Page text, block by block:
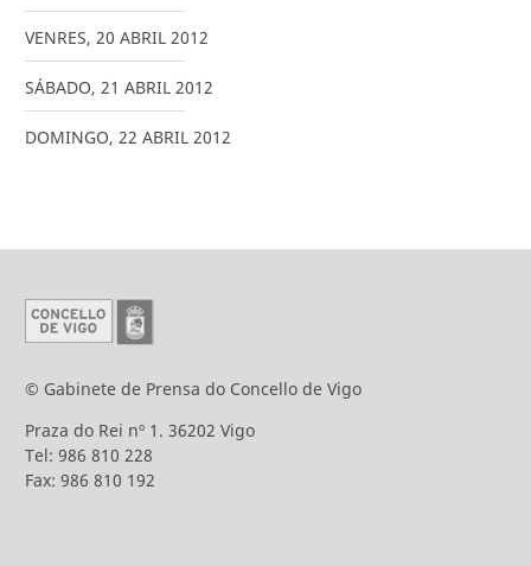
VENRES, 20 ABRIL 2012
SÁBADO, 21 ABRIL 2012
DOMINGO, 22 ABRIL 2012
© Gabinete de Prensa do Concello de Vigo
Praza do Rei nº 1. 36202 Vigo
Tel: 986 810 228
Fax: 986 810 192